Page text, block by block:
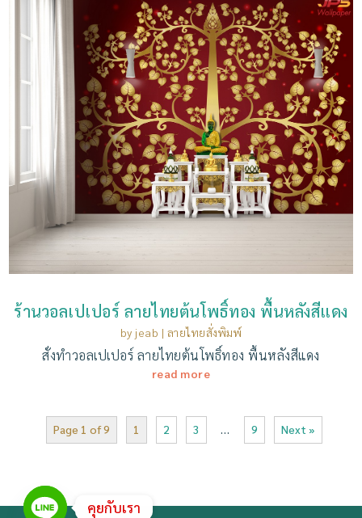
ร้านวอลเปเปอร์ ลายไทยต้นโพธิ์ทอง พื้นหลังสีแดง
by jeab | ลายไทยสั่งพิมพ์
สั่งทำวอลเปเปอร์ ลายไทยต้นโพธิ์ทอง พื้นหลังสีแดง
read more
Page 1 of 9 1 2 3 … 9 Next »
คุยกับเรา